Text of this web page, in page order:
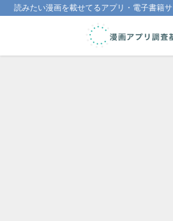
読みたい漫画を載せてるアプリ・電子書籍